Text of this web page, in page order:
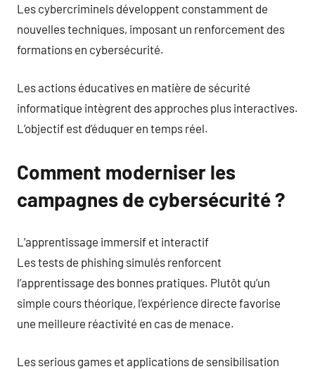
Les cybercriminels développent constamment de
nouvelles techniques, imposant un renforcement des
formations en cybersécurité.
Les actions éducatives en matière de sécurité
informatique intègrent des approches plus interactives.
L’objectif est d’éduquer en temps réel.
Comment moderniser les
campagnes de cybersécurité ?
L’apprentissage immersif et interactif
Les tests de phishing simulés renforcent
l’apprentissage des bonnes pratiques. Plutôt qu’un
simple cours théorique, l’expérience directe favorise
une meilleure réactivité en cas de menace.
Les serious games et applications de sensibilisation